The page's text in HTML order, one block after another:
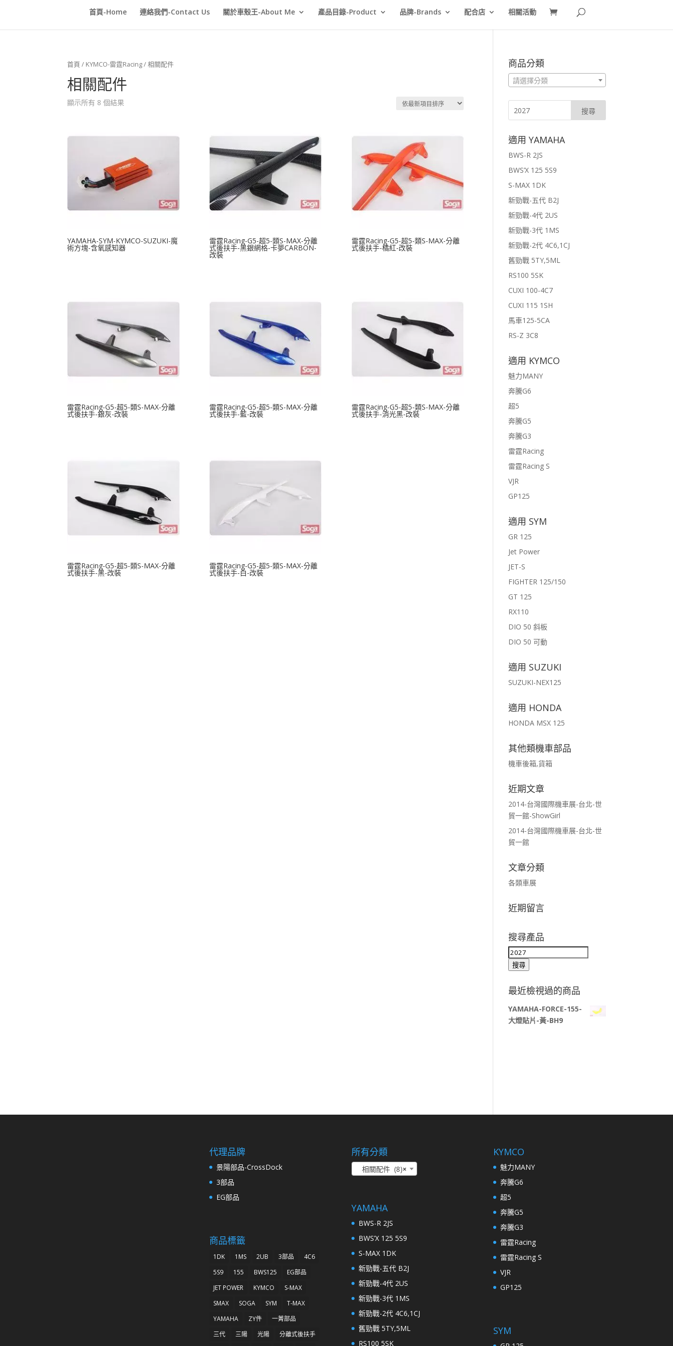
首頁-Home 連絡我們-Contact Us 關於車殼王-About Me 產品目錄-Product 品牌-Brands 配合店 相關活動
首頁 / KYMCO-雷霆Racing/ 相關配件
相關配件
顯示所有 8 個結果
YAMAHA-SYM-KYMCO-SUZUKI-魔
術方塊-含氧感知器
雷霆Racing-G5-超5-類S-MAX-分離
式後扶手-黑銀網格-卡夢CARBON-
改裝
雷霆Racing-G5-超5-類S-MAX-分離
式後扶手-橘紅-改裝
雷霆Racing-G5-超5-類S-MAX-分離
式後扶手-銀灰-改裝
雷霆Racing-G5-超5-類S-MAX-分離
式後扶手-藍-改裝
雷霆Racing-G5-超5-類S-MAX-分離
式後扶手-消光黑-改裝
雷霆Racing-G5-超5-類S-MAX-分離
式後扶手-黑-改裝
雷霆Racing-G5-超5-類S-MAX-分離
式後扶手-白-改裝
商品分類
請選擇分類
適用 YAMAHA
BWS-R 2JS
BWS’X 125 5S9
S-MAX 1DK
新勁戰-五代 B2J
新勁戰-4代 2US
新勁戰-3代 1MS
新勁戰-2代 4C6,1CJ
舊勁戰 5TY,5ML
RS100 5SK
CUXI 100-4C7
CUXI 115 1SH
馬車125-5CA
RS-Z 3C8
適用 KYMCO
魅力MANY
奔騰G6
超5
奔騰G5
奔騰G3
雷霆Racing
雷霆Racing S
VJR
GP125
適用 SYM
GR 125
Jet Power
JET-S
FIGHTER 125/150
GT 125
RX110
DIO 50 斜板
DIO 50 可動
適用 SUZUKI
SUZUKI-NEX125
適用 HONDA
HONDA MSX 125
其他類機車部品
機車後箱,貨箱
近期文章
2014-台灣國際機車展-台北-世
貿一館-ShowGirl
2014-台灣國際機車展-台北-世
貿一館
文章分類
各類車展
近期留言
搜尋產品
搜
尋
鍵
字:
搜尋
最近檢視過的商品
YAMAHA-FORCE-155-
大燈貼片-黃-BH9
代理品牌
景陽部品-CrossDock
3部品
EG部品
商品標籤
1DK 1MS 2UB 3部品
4C6
5S9
155 BWS125
EG部品
JET POWER
KYMCO
S-MAX
SMAX
SOGA SYM
T-MAX
YAMAHA
ZY件
一菁部品
三代
三陽 光陽
分離式後扶手
所有分類
×
相關配件 (8)
YAMAHA
BWS-R 2JS
BWS’X 125 5S9
S-MAX 1DK
新勁戰-五代 B2J
新勁戰-4代 2US
新勁戰-3代 1MS
新勁戰-2代 4C6,1CJ
舊勁戰 5TY,5ML
RS100 5SK
KYMCO
魅力MANY
奔騰G6
超5
奔騰G5
奔騰G3
雷霆Racing
雷霆Racing S
VJR
GP125
SYM